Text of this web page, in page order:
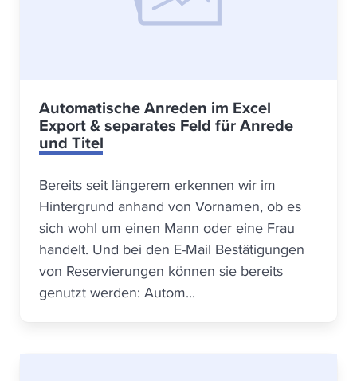
Automatische Anreden im Excel
Export & separates Feld für Anrede
und Titel
Bereits seit längerem erkennen wir im
Hintergrund anhand von Vornamen, ob es
sich wohl um einen Mann oder eine Frau
handelt. Und bei den E-Mail Bestätigungen
von Reservierungen können sie bereits
genutzt werden: Autom...